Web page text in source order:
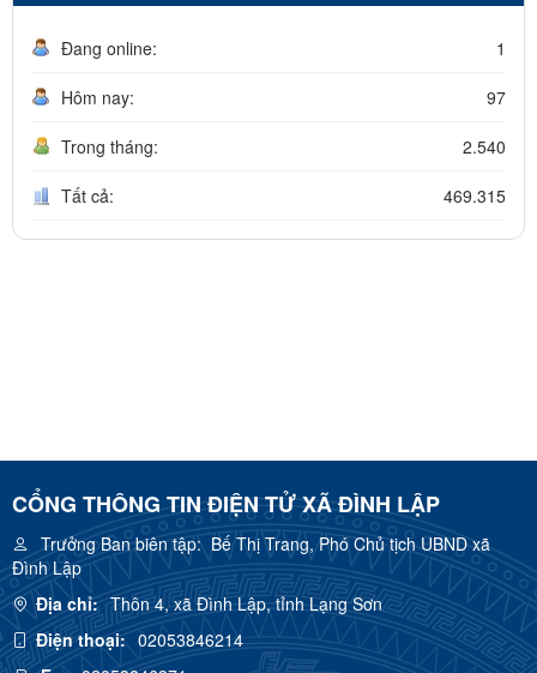
Đang online: 1
Hôm nay: 97
Trong tháng: 2.540
Tất cả: 469.315
CỔNG THÔNG TIN ĐIỆN TỬ XÃ ĐÌNH LẬP
Trưởng Ban biên tập:Bế Thị Trang, Phó Chủ tịch UBND xã
Đình Lập
Địa chỉ: Thôn 4, xã Đình Lập, tỉnh Lạng Sơn
Điện thoại: 02053846214